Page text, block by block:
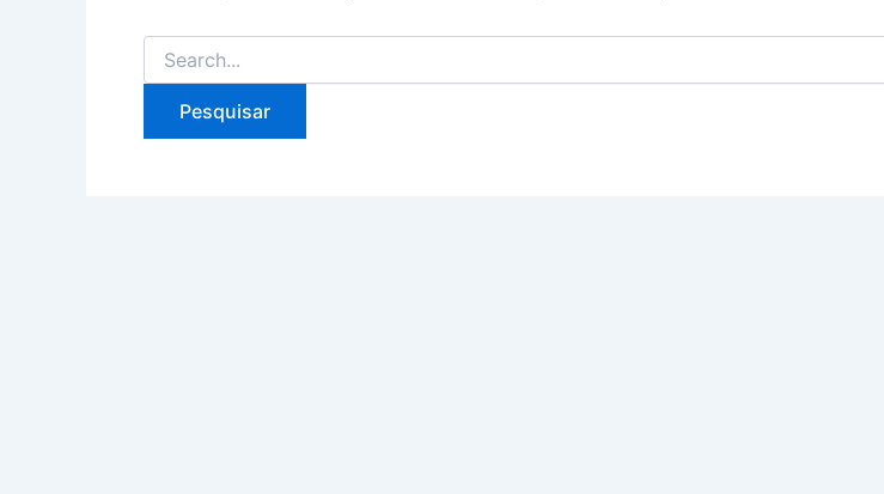
Pesquisar
por: